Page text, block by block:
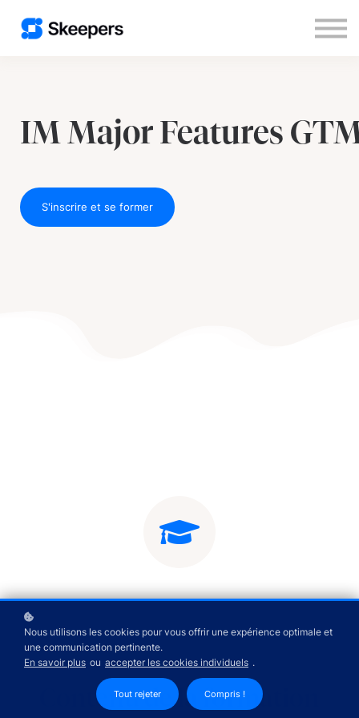
IM Major Features
S'inscrire et se former
Contenu de la formation
Nous utilisons les cookies pour vous offrir une expérience optimale et
une communication pertinente.
En savoir plus ou accepter les cookies individuels .
Tout rejeter Compris !